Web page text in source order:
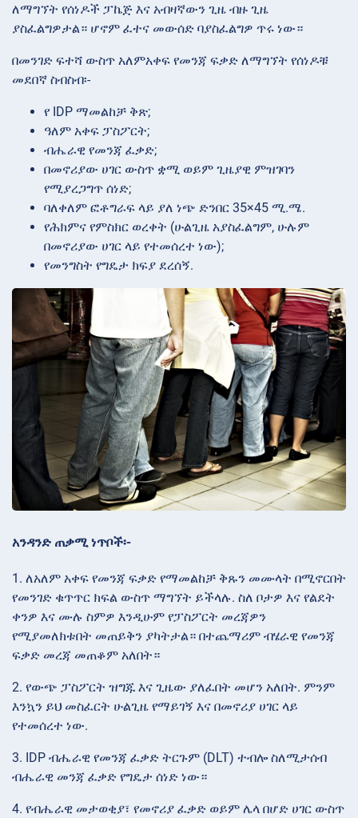
ለማግኘት የሰነዶች ፓኬጅ እና አብዛኛውን ጊዜ ብዙ ጊዜ
ያስፈልግዎታል። ሆኖም ፈተና መውሰድ ባያስፈልግዎ ጥሩ ነው።
በመንገድ ፍተሻ ውስጥ አለምአቀፍ የመንጃ ፍቃድ ለማግኘት የሰነዶቹ
መደበኛ ስብስብ፡-
የ IDP ማመልከቻ ቅጽ;
ዓለም አቀፍ ፓስፖርት;
ብሔራዊ የመንጃ ፈቃድ;
በመኖሪያው ሀገር ውስጥ ቋሚ ወይም ጊዜያዊ ምዝገባን
የሚያረጋግጥ ሰነድ;
ባለቀለም ፎቶግራፍ ላይ ያለ ነጭ ድንበር 35×45 ሚ.ሜ.
የሕክምና የምስክር ወረቀት (ሁልጊዜ አያስፈልግም, ሁሉም
በመኖሪያው ሀገር ላይ የተመሰረተ ነው);
የመንግስት የግዴታ ክፍያ ደረሰኝ.
አንዳንድ ጠቃሚ ነጥቦች፡-
1. ለአለም አቀፍ የመንጃ ፍቃድ የማመልከቻ ቅጹን መሙላት በሚኖርበት
የመንገድ ቁጥጥር ክፍል ውስጥ ማግኘት ይችላሉ. ስለ ቦታዎ እና የልደት
ቀንዎ እና ሙሉ ስምዎ እንዲሁም የፓስፖርት መረጃዎን
የሚያመለክቱበት መጠይቅን ያካትታል። በተጨማሪም ብሄራዊ የመንጃ
ፍቃድ መረጃ መጠቆም አለበት።
2. የውጭ ፓስፖርት ዝግጁ እና ጊዜው ያለፈበት መሆን አለበት. ምንም
እንኳን ይህ መስፈርት ሁልጊዜ የማይገኝ እና በመኖሪያ ሀገር ላይ
የተመሰረተ ነው.
3. IDP ብሔራዊ የመንጃ ፈቃድ ትርጉም (DLT) ተብሎ ስለሚታሰብ
ብሔራዊ መንጃ ፈቃድ የግዴታ ሰነድ ነው።
4. የብሔራዊ መታወቂያ፣ የመኖሪያ ፈቃድ ወይም ሌላ በሆድ ሀገር ውስጥ